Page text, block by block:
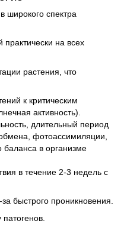
широкого спектра
на всех
растения, что
к критическим
активность).
длительный период
фотоассимиляции,
баланса в организме
в течение 2-3 недель с
быстрого проникновения.